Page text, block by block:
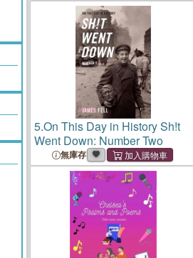
5.On This Day in History Sh!t
Went Down: Number Two
無庫存